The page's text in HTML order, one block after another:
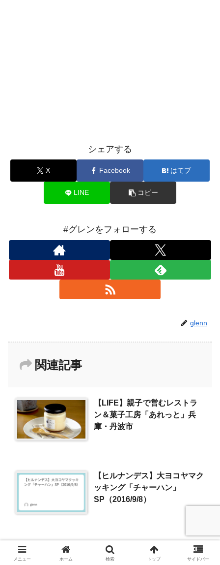
シェアする
X Facebook はてブ
LINE コピー
#グレンをフォローする
glenn
関連記事
【LIFE】親子で営むレストラ
ン＆菓子工房「あれっと」兵
庫・丹波市
【ヒルナンデス】大ヨコヤマク
ッキング「チャーハン」
SP（2016/9/8）
【ミシュランガイド兵庫
2016】ビブグルマン（姫路・
メニュー ホーム 検索 トップ サイドバー